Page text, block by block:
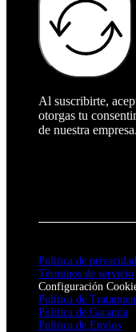
Al suscribirte,
otorgas tu
de nuestra empresa.
Política de privacidad
Términos de servicio
Configuración
Política de
Política de Garantía
Política de Envíos